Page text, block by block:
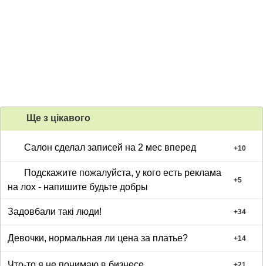
Ще з цiкавого
Салон сделал записей на 2 мес вперед +10
Подскажите пожалуйста, у кого есть реклама
на лох - напишите будьте добры
+5
Задовбали такі люди! +34
Девочки, нормальная ли цена за платье? +14